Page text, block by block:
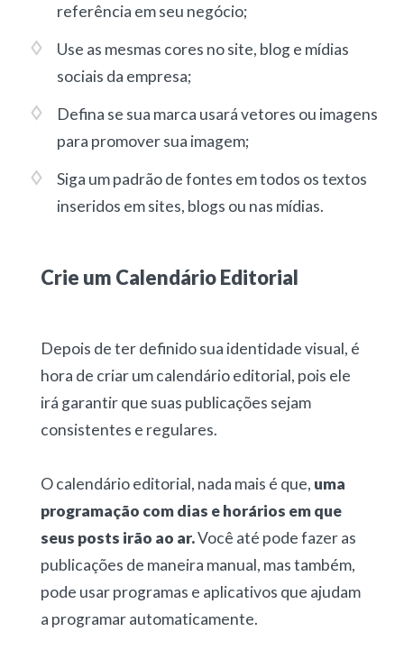
referência em seu negócio;
Use as mesmas cores no site, blog e mídias
sociais da empresa;
Defina se sua marca usará vetores ou imagens
para promover sua imagem;
Siga um padrão de fontes em todos os textos
inseridos em sites, blogs ou nas mídias.
Crie um Calendário Editorial
Depois de ter definido sua identidade visual, é
hora de criar um calendário editorial, pois ele
irá garantir que suas publicações sejam
consistentes e regulares.
O calendário editorial, nada mais é que, uma
programação com dias e horários em que
seus posts irão ao ar.Você até pode fazer as
publicações de maneira manual, mas também,
pode usar programas e aplicativos que ajudam
a programar automaticamente.